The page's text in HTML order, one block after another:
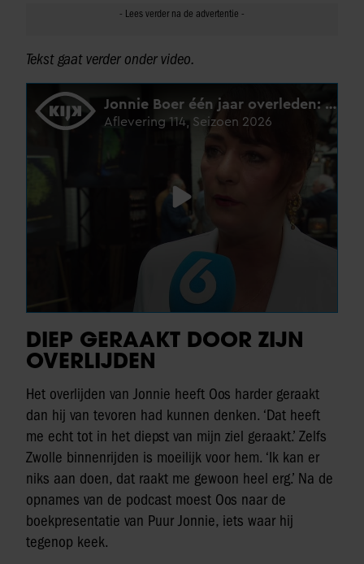
Tekst gaat verder onder video.
DIEP GERAAKT DOOR ZIJN
OVERLIJDEN
Het overlijden van Jonnie heeft Oos harder geraakt
dan hij van tevoren had kunnen denken. ‘Dat heeft
me echt tot in het diepst van mijn ziel geraakt.’ Zelfs
Zwolle binnenrijden is moeilijk voor hem. ‘Ik kan er
niks aan doen, dat raakt me gewoon heel erg.’ Na de
opnames van de podcast moest Oos naar de
boekpresentatie van Puur Jonnie, iets waar hij
tegenop keek.